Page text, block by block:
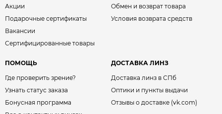
Акции
Подарочные сертификаты
Вакансии
Сертифицированные товары
Обмен и возврат товара
Условия возврата средств
ПОМОЩЬ
Где проверить зрение?
Узнать статус заказа
Бонусная программа
ДОСТАВКА ЛИНЗ
Доставка линз в СПб
Оптики и пункты выдачи
Отзывы о доставке (vk.com)